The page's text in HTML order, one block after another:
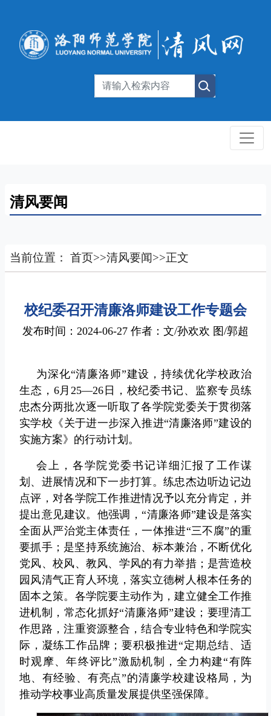
清风要闻
当前位置： 首页>>清风要闻>>正文
校纪委召开清廉洛师建设工作专题会
发布时间：2024-06-27 作者：文/孙欢欢 图/郭超
为深化“清廉洛师”建设，持续优化学校政治
生态，6月25—26日，校纪委书记、监察专员练
忠杰分两批次逐一听取了各学院党委关于贯彻落
实学校《关于进一步深入推进“清廉洛师”建设的
实施方案》的行动计划。
会上，各学院党委书记详细汇报了工作谋
划、进展情况和下一步打算。 练忠杰边听边记边
点评，对各学院工作推进情况予以充分肯定，并
提出意见建议。他强调，“清廉洛师”建设是落实
全面从严治党主体责任，一体推进“三不腐”的重
要抓手；是坚持系统施治、标本兼治，不断优化
党风、校风、教风、学风的有力举措；是营造校
园风清气正育人环境，落实立德树人根本任务的
固本之策。各学院要主动作为，建立健全工作推
进机制，常态化抓好“清廉洛师”建设；要理清工
作思路，注重资源整合，结合专业特色和学院实
际，凝练工作品牌；要积极推进“定期总结、适
时观摩、年终评比”激励机制，全力构建“有阵
地、有经验、有亮点”的清廉学校建设格局，为
推动学校事业高质量发展提供坚强保障。